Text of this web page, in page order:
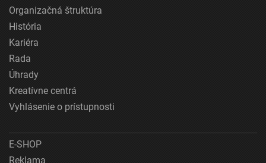
Organizačná štruktúra
História
Kariéra
Rada
Úhrady
Kreatívne centrá
Vyhlásenie o prístupnosti
E-SHOP
Reklama